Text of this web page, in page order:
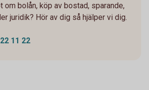
om bolån, köp av bostad, sparande,
juridik? Hör av dig så hjälper vi dig.
11 22